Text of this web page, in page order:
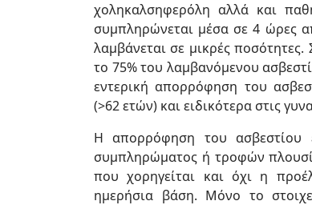
χοληκαλσηφερόλη αλλά και
συμπληρώνεται μέσα σε 4 ώρες
λαμβάνεται σε μικρές
το 75% του λαμβανόμενου
εντερική απορρόφηση του
(>62 ετών) και ειδικότερα στις
Η απορρόφηση του ασβεστίου
συμπληρώματος ή τροφών
που χορηγείται και όχι η
ημερήσια βάση. Μόνο το